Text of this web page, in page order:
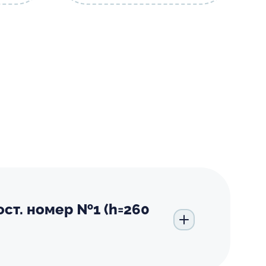
номер №1 (h=260